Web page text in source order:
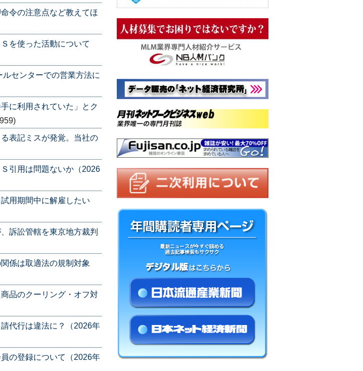
令の注意点など教えてほ
を使った活動について
センターでの営業方法に
に利用されていた」とク
表記ミスが発覚。当社の
引用は問題ないか（2026
用期間中に解雇したい
訴訟管轄を東京地方裁判
係は取適法の規制対象
品のクーリング・オフ対
代行は違法に？（2026年
の登録について（2026年